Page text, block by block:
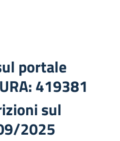
portale
419381
sul
2025